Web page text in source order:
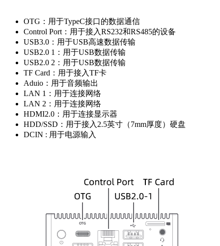
OTG：用于TypeC接口的数据通信
Control Port：用于接入RS232和RS485的设备
USB3.0：用于USB高速数据传输
USB2.0 1：用于USB数据传输
USB2.0 2：用于USB数据传输
TF Card：用于接入TF卡
Aduio：用于音频输出
LAN 1：用于连接网络
LAN 2：用于连接网络
HDMI2.0：用于连接显示器
HDD/SSD：用于接入2.5英寸（7mm厚度）硬盘
DCIN : 用于电源输入